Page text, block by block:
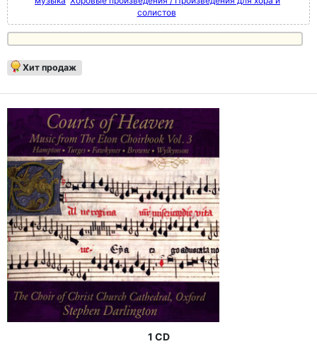
солистов
Хит продаж
1 CD